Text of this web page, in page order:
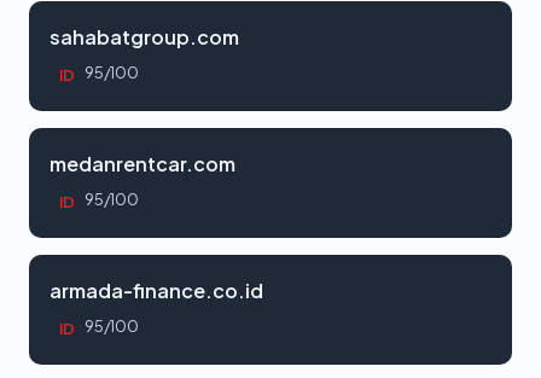
sahabatgroup.com
ID 95/100
medanrentcar.com
ID 95/100
armada-finance.co.id
ID 95/100